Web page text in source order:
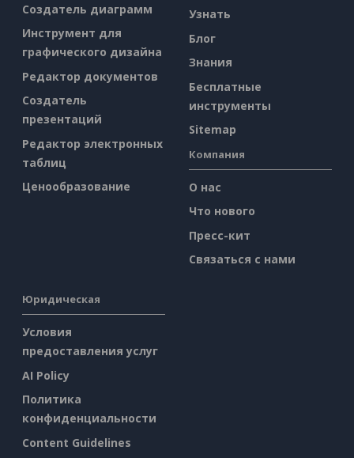
Создатель диаграмм
Инструмент для
графического дизайна
Редактор документов
Создатель
презентаций
Редактор электронных
таблиц
Ценообразование
Узнать
Блог
Знания
Бесплатные
инструменты
Sitemap
Компания
О нас
Что нового
Пресс-кит
Связаться с нами
Юридическая
Условия
предоставления услуг
AI Policy
Политика
конфиденциальности
Content Guidelines